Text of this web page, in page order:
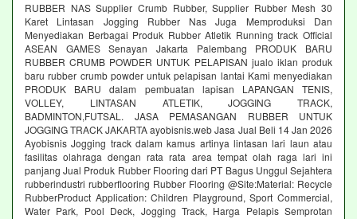
RUBBER NAS Supplier Crumb Rubber, Supplier Rubber Mesh 30
Karet Lintasan Jogging Rubber Nas Juga Memproduksi Dan
Menyediakan Berbagai Produk Rubber Atletik Running track Official
ASEAN GAMES Senayan Jakarta Palembang PRODUK BARU
RUBBER CRUMB POWDER UNTUK PELAPISAN jualo iklan produk
baru rubber crumb powder untuk pelapisan lantai Kami menyediakan
PRODUK BARU dalam pembuatan lapisan LAPANGAN TENIS,
VOLLEY, LINTASAN ATLETIK, JOGGING TRACK,
BADMINTON,FUTSAL. JASA PEMASANGAN RUBBER UNTUK
JOGGING TRACK JAKARTA ayobisnis.web Jasa Jual Beli 14 Jan 2026
Ayobisnis Jogging track dalam kamus artinya lintasan lari laun atau
fasilitas olahraga dengan rata rata area tempat olah raga lari ini
panjang Jual Produk Rubber Flooring dari PT Bagus Unggul Sejahtera
rubberindustri rubberflooring Rubber Flooring @Site:Material: Recycle
RubberProduct Application: Children Playground, Sport Commercial,
Water Park, Pool Deck, Jogging Track, Harga Pelapis Semprotan